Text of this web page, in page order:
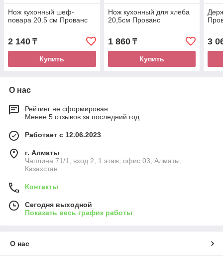
Нож кухонный шеф-
повара 20.5 см Прованс
2 140 ₸
Купить
Нож кухонный для хлеба
20,5см Прованс
1 860₸
Купить
3
О нас
Рейтинг не сформирован
Менее 5 отзывов за последний год
Работает с 12.06.2023
г. Алматы
Чаплина 71/1, вход 2, 1 этаж, офис 03, Алматы,
Казахстан
Контакты
Сегодня выходной
Показать весь график работы
О нас